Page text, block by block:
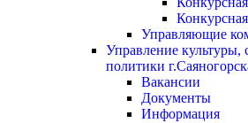
Управляющие
Управление культуры,
политики
Вакансии
Документы
Информация